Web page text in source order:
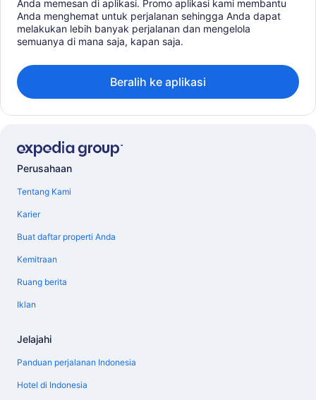
Anda memesan di aplikasi. Promo aplikasi kami membantu
Anda menghemat untuk perjalanan sehingga Anda dapat
melakukan lebih banyak perjalanan dan mengelola
semuanya di mana saja, kapan saja.
Beralih ke aplikasi
Perusahaan
Tentang Kami
Karier
Buat daftar properti Anda
Kemitraan
Ruang berita
Iklan
Jelajahi
Panduan perjalanan Indonesia
Hotel di Indonesia